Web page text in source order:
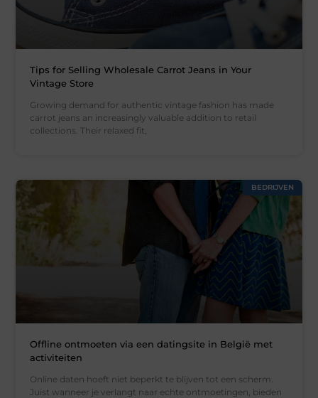
Tips for Selling Wholesale Carrot Jeans in Your
Vintage Store
Growing demand for authentic vintage fashion has made
carrot jeans an increasingly valuable addition to retail
collections. Their relaxed fit,
BEDRIJVEN
Offline ontmoeten via een datingsite in België met
activiteiten
Online daten hoeft niet beperkt te blijven tot een scherm.
Juist wanneer je verlangt naar echte ontmoetingen, bieden